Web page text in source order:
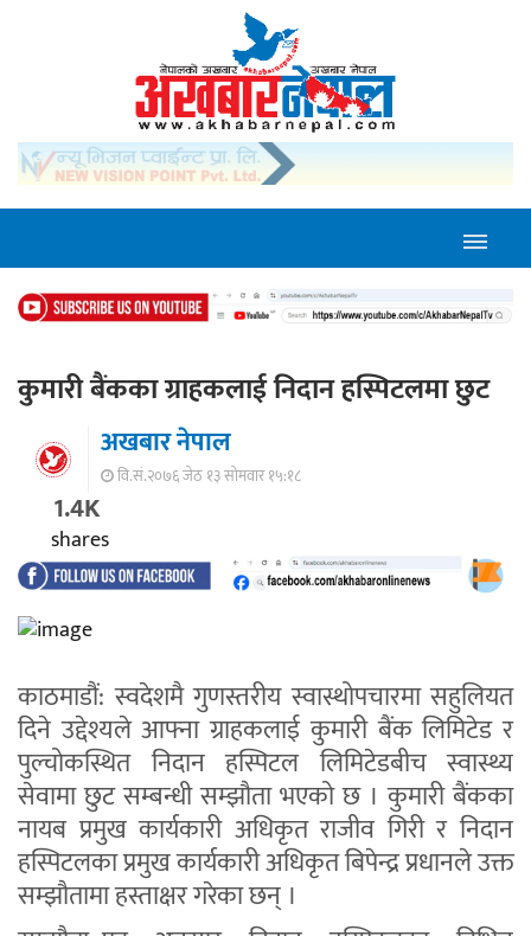
कुमारी बैंकका ग्राहकलाई निदान हस्पिटलमा छुट
अखबार नेपाल
वि.सं.२०७६ जेठ १३ सोमवार १५:१८
1.4K
shares
काठमाडौं: स्वदेशमै गुणस्तरीय स्वास्थोपचारमा सहुलियत
दिने उद्देश्यले आफ्ना ग्राहकलाई कुमारी बैंक लिमिटेड र
पुल्चोकस्थित निदान हस्पिटल लिमिटेडबीच स्वास्थ्य
सेवामा छुट सम्बन्धी सम्झौता भएको छ । कुमारी बैंकका
नायब प्रमुख कार्यकारी अधिकृत राजीव गिरी र निदान
हस्पिटलका प्रमुख कार्यकारी अधिकृत बिपेन्द्र प्रधानले उक्त
सम्झौतामा हस्ताक्षर गरेका छन् ।